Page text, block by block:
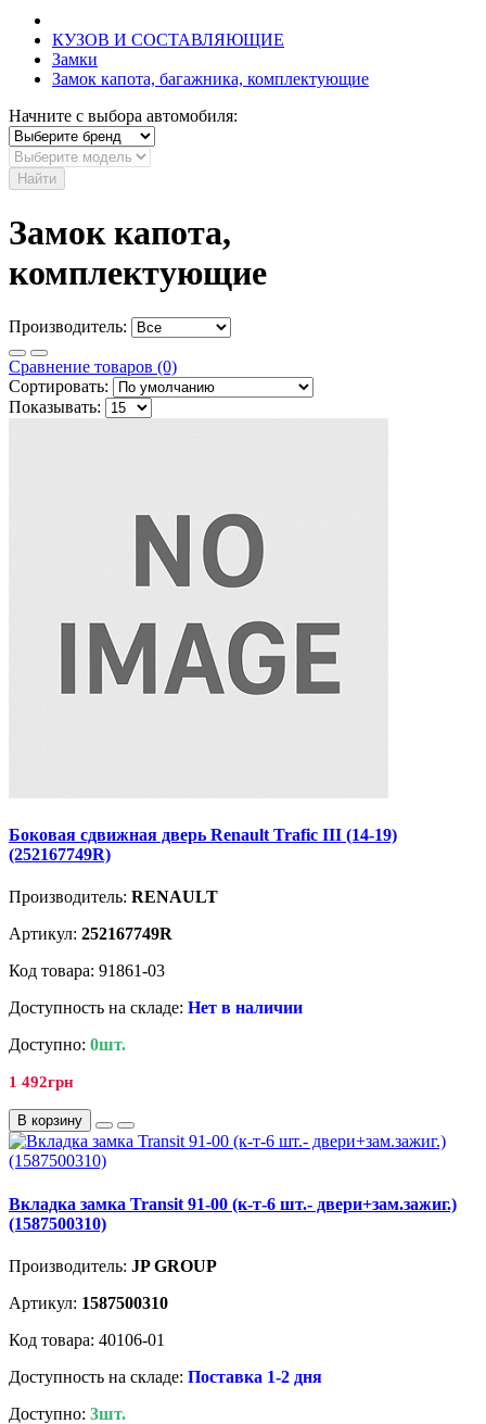
КУЗОВ И СОСТАВЛЯЮЩИЕ
Замки
Замок капота, багажника, комплектующие
Начните с выбора автомобиля:
Найти
Замок капота,
комплектующие
Производитель:
Сравнение товаров (0)
Сортировать:
Показывать:
Боковая сдвижная дверь Renault Trafic III (14-19)
(252167749R)
Производитель: RENAULT
Артикул: 252167749R
Код товара: 91861-03
Доступность на складе: Нет в наличии
Доступно: 0шт.
1 492грн
В корзину
Вкладка замка Transit 91-00 (к-т-6 шт.- двери+зам.зажиг.)
(1587500310)
Производитель: JP GROUP
Артикул: 1587500310
Код товара: 40106-01
Доступность на складе: Поставка 1-2 дня
Доступно: 3шт.